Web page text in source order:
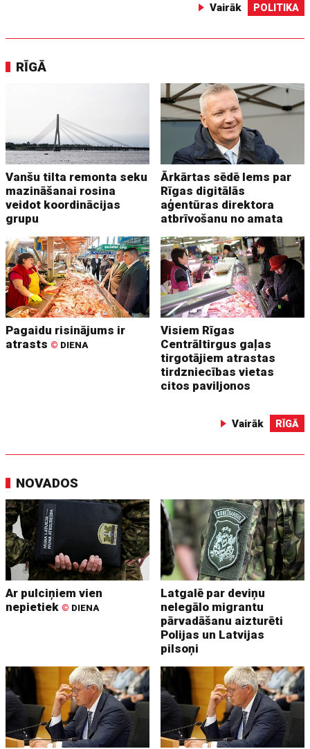
Vairāk POLITIKA
RĪGĀ
Vanšu tilta remonta seku
mazināšanai rosina
veidot koordinācijas
grupu
Ārkārtas sēdē lems par
Rīgas digitālās
aģentūras direktora
atbrīvošanu no amata
Pagaidu risinājums ir
atrasts © DIENA
Visiem Rīgas
Centrāltirgus gaļas
tirgotājiem atrastas
tirdzniecības vietas
citos paviljonos
Vairāk RĪGĀ
NOVADOS
Ar pulciņiem vien
nepietiek © DIENA
Latgalē par deviņu
nelegālo migrantu
pārvadāšanu aizturēti
Polijas un Latvijas
pilsoņi